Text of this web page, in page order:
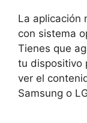
La aplicación
con sistema
Tienes que
tu dispositivo
ver el
Samsung o